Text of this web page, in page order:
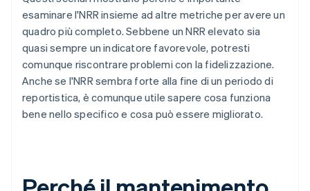
esaminare l'NRR insieme ad altre metriche per avere un
quadro più completo. Sebbene un NRR elevato sia
quasi sempre un indicatore favorevole, potresti
comunque riscontrare problemi con la fidelizzazione.
Anche se l'NRR sembra forte alla fine di un periodo di
reportistica, è comunque utile sapere cosa funziona
bene nello specifico e cosa può essere migliorato.